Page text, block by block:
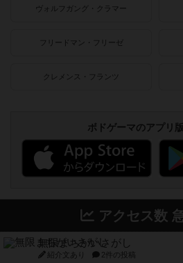
ヴォルフガング・クラマー
フリードマン・フリーゼ
クレメンス・フランツ
ボドゲーマのアプリ
アクセス数
無限まちがいさがし
紹介文あり 2件の投稿